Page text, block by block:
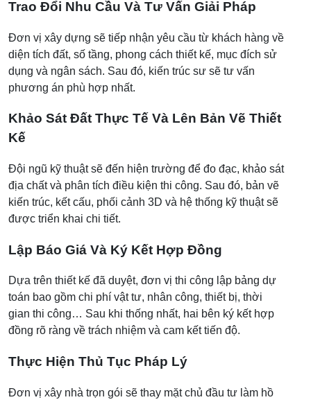
Trao Đổi Nhu Cầu Và Tư Vấn Giải Pháp
Đơn vị xây dựng sẽ tiếp nhận yêu cầu từ khách hàng về
diện tích đất, số tầng, phong cách thiết kế, mục đích sử
dụng và ngân sách. Sau đó, kiến trúc sư sẽ tư vấn
phương án phù hợp nhất.
Khảo Sát Đất Thực Tế Và Lên Bản Vẽ Thiết
Kế
Đội ngũ kỹ thuật sẽ đến hiện trường để đo đạc, khảo sát
địa chất và phân tích điều kiện thi công. Sau đó, bản vẽ
kiến trúc, kết cấu, phối cảnh 3D và hệ thống kỹ thuật sẽ
được triển khai chi tiết.
Lập Báo Giá Và Ký Kết Hợp Đồng
Dựa trên thiết kế đã duyệt, đơn vị thi công lập bảng dự
toán bao gồm chi phí vật tư, nhân công, thiết bị, thời
gian thi công… Sau khi thống nhất, hai bên ký kết hợp
đồng rõ ràng về trách nhiệm và cam kết tiến độ.
Thực Hiện Thủ Tục Pháp Lý
Đơn vị xây nhà trọn gói sẽ thay mặt chủ đầu tư làm hồ